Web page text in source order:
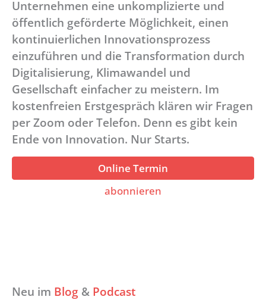
Unternehmen eine unkomplizierte und
öffentlich geförderte Möglichkeit, einen
kontinuierlichen Innovationsprozess
einzuführen und die Transformation durch
Digitalisierung, Klimawandel und
Gesellschaft einfacher zu meistern. Im
kostenfreien Erstgespräch klären wir Fragen
per Zoom oder Telefon. Denn es gibt kein
Ende von Innovation. Nur Starts.
Online Termin
abonnieren
Neu im Blog & Podcast